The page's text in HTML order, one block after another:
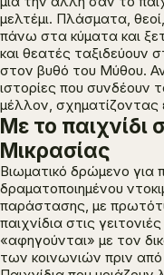
μελτέμι. Πλάσματα,
πάνω στα κύματα και
και θεατές ταξιδεύουν
στον βυθό του Μύθου.
ιστορίες που συνδέουν
μέλλον,
Με το παιχνίδι
Μικρασίας
Βιωματικό δρώμενο για
δραματοποιημένου
παράστασης, με
παιχνίδια στις
«αφηγούνται» με τον
των κοινωνιών πριν